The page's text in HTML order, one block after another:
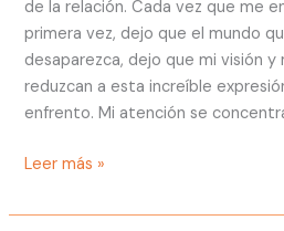
de la relación. Cada vez que me
primera vez, dejo que el mundo
desaparezca, dejo que mi visión y
reduzcan a esta increíble
enfrento. Mi atención se
Leer más »